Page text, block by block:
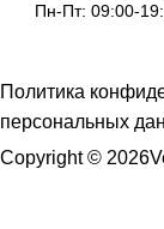
Пн-Пт: 09:00-
Политика
персональных
Copyright ©